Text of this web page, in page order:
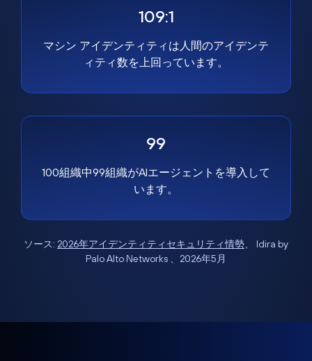
109:1
マシン アイデンティティは人間のアイデンテ
ィティ数を上回っています。
99
100組織中99組織がAIエージェントを導入して
います。
ソース: 2026年アイデンティティセキュリティ情勢、 Idira by
Palo Alto Networks 、2026年5月